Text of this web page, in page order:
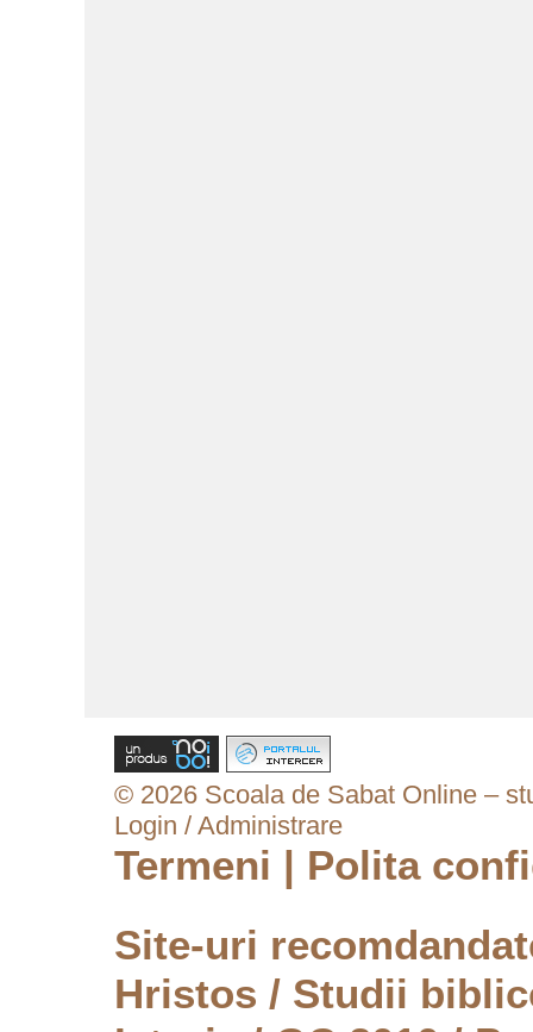
© 2026 Scoala de Sabat Online –
Login / Administrare
Termeni | Polita
Site-uri
Hristos / Studii